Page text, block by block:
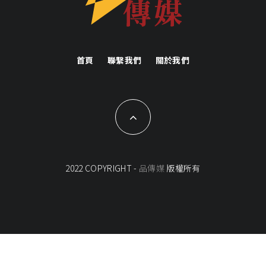
首頁 聯繫我們 關於我們
2022 COPYRIGHT - 品傳媒 版權所有